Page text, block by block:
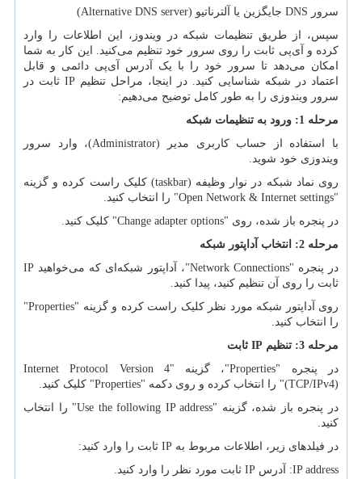
سرور DNS جایگزین یا آلترناتیو (Alternative DNS server
)
سپس، از طریق تنظیمات شبکه در ویندوز، این اطلاعات را وارد
کرده و آی‌پی ثابت را روی سرور خود تنظیم می‌کنید. این کار به شما
امکان می‌دهد تا سرور خود را با یک آدرس آی‌پی دائمی و قابل
اعتماد در شبکه شناسایی کنید. در اینجا، مراحل تنظیم IP ثابت در
سرور ویندوزی را به طور کامل توضیح می‌دهیم:
مرحله 1: ورود به تنظیمات شبکه
با استفاده از حساب کاربری مدیر (Administrator)، وارد سرور
ویندوزی خود شوید.
روی نماد شبکه در نوار وظیفه (taskbar) کلیک راست کرده و گزینه
"
Open Network & Internet settings" را انتخاب کنید.
در پنجره باز شده، روی "Change adapter options" کلیک کنید.
مرحله 2: انتخاب آداپتور شبکه
در پنجره "Network Connections"، آداپتور شبکه‌ای که می‌خواهید IP
ثابت را روی آن تنظیم کنید، پیدا کنید.
روی آداپتور شبکه مورد نظر کلیک راست کرده و گزینه "Properties
"
را انتخاب کنید.
مرحله 3: تنظیم
IP ثابت
در پنجره "Properties"، گزینه "Internet Protocol Version 4
(TCP/IPv4)" را انتخاب کرده و روی دکمه "Properties" کلیک کنید.
در پنجره باز شده، گزینه "Use the following IP address" را انتخاب
کنید.
در فیلدهای زیر، اطلاعات مربوط به IP ثابت را وارد کنید:
IP address: آدرس IP ثابت مورد نظر را وارد کنید.